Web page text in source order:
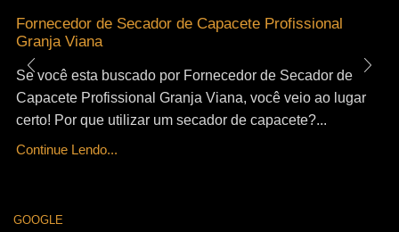
Fornecedor de Secador de Capacete Profissional
Granja Viana
Se você esta buscado por Fornecedor de Secador de
Capacete Profissional Granja Viana, você veio ao lugar
certo! Por que utilizar um secador de capacete?...
Continue Lendo...
GOOGLE